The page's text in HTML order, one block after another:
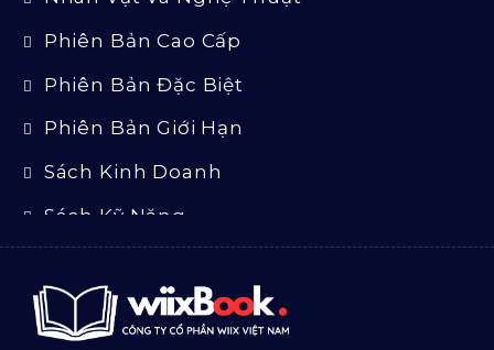
Phiên Bản Cao Cấp
Phiên Bản Đặc Biệt
Phiên Bản Giới Hạn
Sách Kinh Doanh
Sách Kỹ Năng
Sách Ngoại Văn